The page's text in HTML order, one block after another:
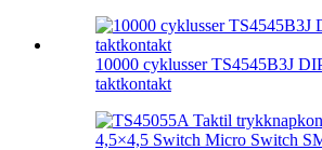
10000 cyklusser TS4545B3J
taktkontakt